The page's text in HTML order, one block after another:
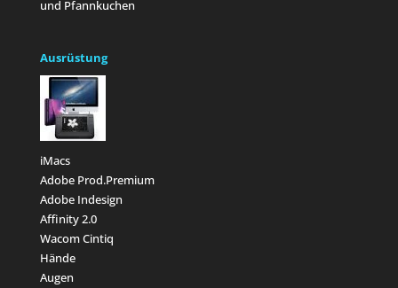
und Pfannkuchen
Ausrüstung
iMacs
Adobe Prod.Premium
Adobe Indesign
Affinity 2.0
Wacom Cintiq
Hände
Augen